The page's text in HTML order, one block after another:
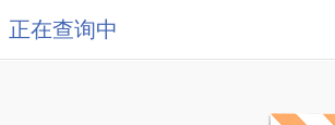
正在查询中